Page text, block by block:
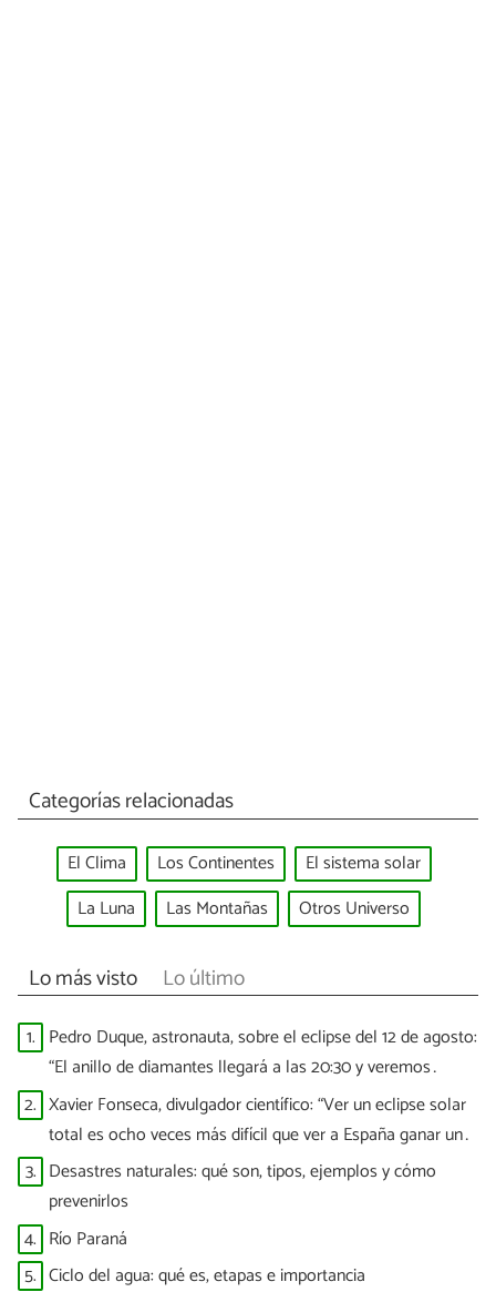
Categorías relacionadas
El Clima Los Continentes
El sistema solar
La Luna
Las Montañas Otros Universo
Lo más visto Lo último
1. Pedro Duque, astronauta, sobre el eclipse del 12 de agosto:
“El anillo de diamantes llegará a las 20:30 y veremos
puntitos brillantes”
2. Xavier Fonseca, divulgador científico: “Ver un eclipse solar
total es ocho veces más difícil que ver a España ganar un
Mundial”
3. Desastres naturales: qué son, tipos, ejemplos y cómo
prevenirlos
4. Río Paraná
5. Ciclo del agua: qué es, etapas e importancia